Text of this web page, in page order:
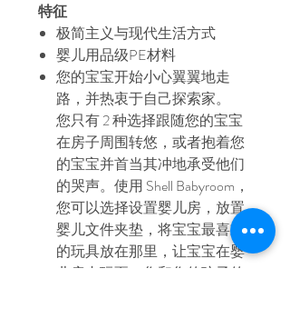
特征
极简主义与现代生活方式
婴儿用品级PE材料
您的宝宝开始小心翼翼地走
路，并热衷于自己探索家。
您只有 2 种选择跟随您的宝宝
在房子周围转悠，或者抱着您
的宝宝并首当其冲地承受他们
的哭声。使用 Shell Babyroom，
您可以选择设置婴儿房，放置
婴儿文件夹垫，将宝宝最喜欢
的玩具放在那里，让宝宝在婴
儿房内玩耍。您和您的孩子的